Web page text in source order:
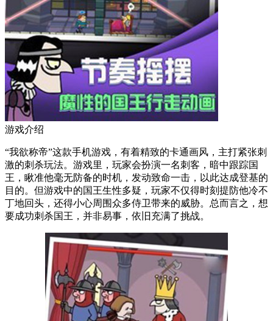
游戏介绍
“我欲称帝”这款手机游戏，有着精致的卡通画风，主打紧张刺
激的刺杀玩法。游戏里，玩家会扮演一名刺客，暗中跟踪国
王，瞅准他毫无防备的时机，发动致命一击，以此达成登基的
目的。但游戏中的国王生性多疑，玩家不仅得时刻提防他冷不
丁地回头，还得小心周围众多侍卫带来的威胁。总而言之，想
要成功刺杀国王，并非易事，依旧充满了挑战。